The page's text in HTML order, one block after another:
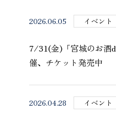
2026.06.05 イベント
7/31(金)「宮城のお酒
催、チケット発売中
2026.04.28 イベント